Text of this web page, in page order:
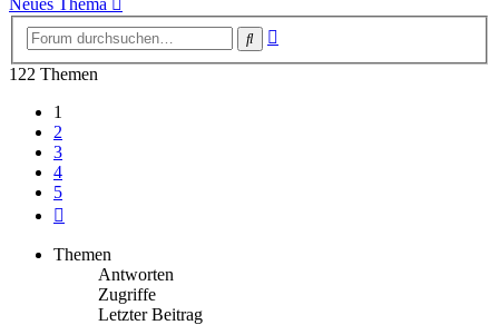
Neues Thema
Suche
122 Themen
1
2
3
4
5
Themen
Antworten
Zugriffe
Letzter Beitrag